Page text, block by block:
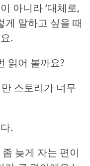
아니라‘대체로,
게 말하고 싶을 때
.
읽어 볼까요?
스토리가 너무
.
좀 늦게 자는 편이